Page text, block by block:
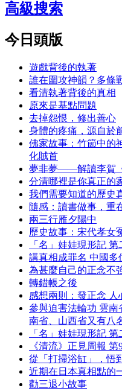
高級搜索
今日頭版
遊戲背後的執著
誰在圍攻神韻？多條
看清執著背後的真相
原來是基點問題
去掉怨恨，修出善心
身體的疼痛，源自於
佛家故事：竹節中的
化賊首
夢非夢——解讀李賀《
分清哪裡是你真正的
我們需要知道的歷史
隨感：讀書做事，重
兩三行雁夕陽中
歷史故事：宋代孝女
「名」娃娃現形記 第
講真相成罪名 中國多
為甚麼自己的正念不
轉錯帳之後
感想兩則：發正念 人
參與迫害法輪功 雲南
南省、山西省又有八
「名」娃娃現形記 第
《清流》正見周報 第
從「打掃浴缸」，悟
近期在日本真相點的
勸三退小故事